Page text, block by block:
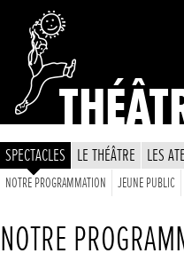
SPECTACLES
NOTRE PROGRAMMATION JEUNE PUBLIC
LE THÉÂTRE LES
NOTRE